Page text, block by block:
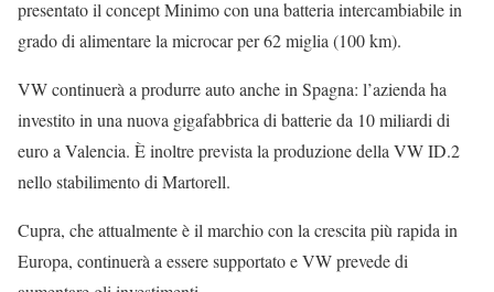
presentato il concept Minimo con una batteria intercambiabile in
grado di alimentare la microcar per 62 miglia (100 km).
VW continuerà a produrre auto anche in Spagna: l’azienda ha
investito in una nuova gigafabbrica di batterie da 10 miliardi di
euro a Valencia. È inoltre prevista la produzione della VW ID.2
nello stabilimento di Martorell.
Cupra, che attualmente è il marchio con la crescita più rapida in
Europa, continuerà a essere supportato e VW prevede di